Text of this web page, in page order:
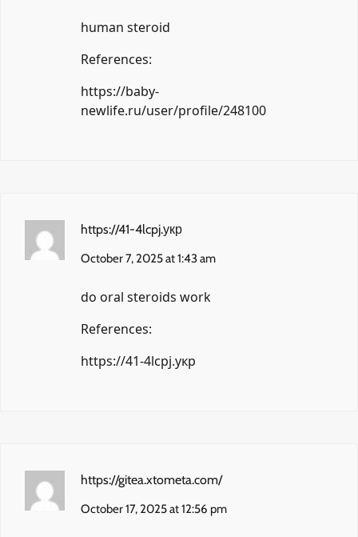
human steroid
References:
https://baby-
newlife.ru/user/profile/248100
https://41-4lcpj.укр
October 7, 2025 at 1:43 am
do oral steroids work
References:
https://41-4lcpj.укр
https://gitea.xtometa.com/
October 17, 2025 at 12:56 pm